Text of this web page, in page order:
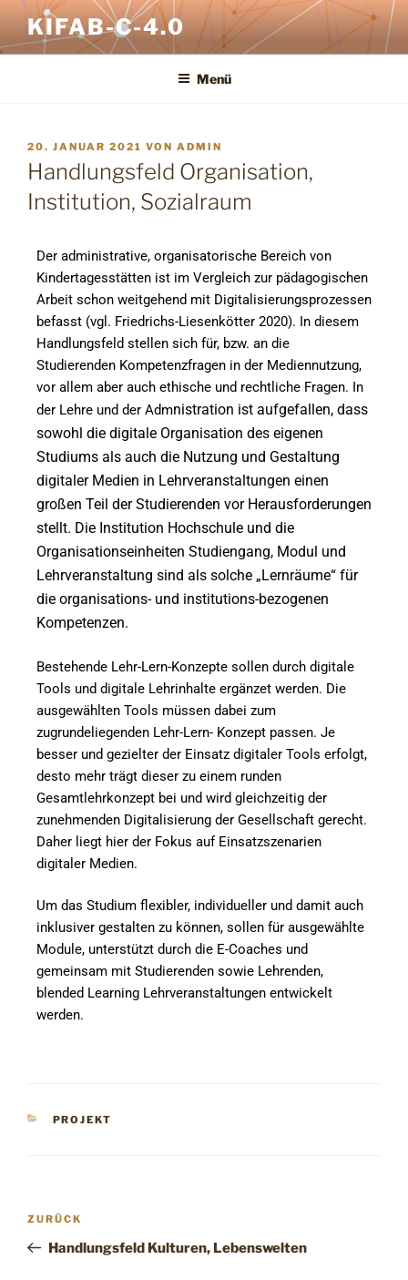
KIFAB-C-4.0
Menü
20. JANUAR 2021 VON ADMIN
Handlungsfeld Organisation,
Institution, Sozialraum
Der administrative, organisatorische Bereich von
Kindertagesstätten ist im Vergleich zur pädagogischen
Arbeit schon weitgehend mit Digitalisierungsprozessen
befasst (vgl. Friedrichs-Liesenkötter 2020). In diesem
Handlungsfeld stellen sich für, bzw. an die
Studierenden Kompetenzfragen in der Mediennutzung,
vor allem aber auch ethische und rechtliche Fragen. In
der Lehre und der Admnistration ist aufgefallen, dass
sowohl die digitale Organisation des eigenen
Studiums als auch die Nutzung und Gestaltung
digitaler Medien in Lehrveranstaltungen einen
großen Teil der Studierenden vor Herausforderungen
stellt. Die Institution Hochschule und die
Organisationseinheiten Studiengang, Modul und
Lehrveranstaltung sind als solche „Lernräume“ für
die organisations- und institutions-bezogenen
Kompetenzen.
Bestehende Lehr-Lern-Konzepte sollen durch digitale
Tools und digitale Lehrinhalte ergänzet werden. Die
ausgewählten Tools müssen dabei zum
zugrundeliegenden Lehr-Lern- Konzept passen. Je
besser und gezielter der Einsatz digitaler Tools erfolgt,
desto mehr trägt dieser zu einem runden
Gesamtlehrkonzept bei und wird gleichzeitig der
zunehmenden Digitalisierung der Gesellschaft gerecht.
Daher liegt hier der Fokus auf Einsatzszenarien
digitaler Medien.
Um das Studium flexibler, individueller und damit auch
inklusiver gestalten zu können, sollen für ausgewählte
Module, unterstützt durch die E-Coaches und
gemeinsam mit Studierenden sowie Lehrenden,
blended Learning Lehrveranstaltungen entwickelt
werden.
PROJEKT
ZURÜCK
Handlungsfeld Kulturen, Lebenswelten